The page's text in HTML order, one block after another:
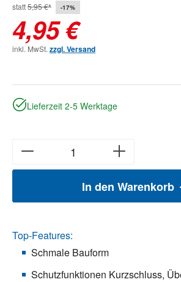
statt5,95 €* -17%
4,95 €
inkl. MwSt. zzgl. Versand
Lieferzeit 2-5 Werktage
In den Warenkorb
Top-Features:
Schmale Bauform
Schutzfunktionen Kurzschluss,